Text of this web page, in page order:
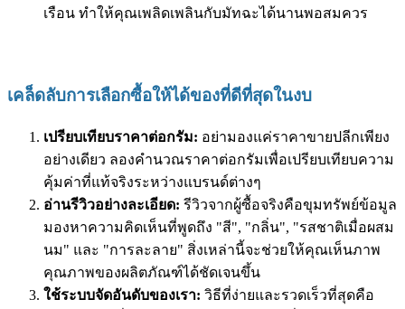
เรือน ทำให้คุณเพลิดเพลินกับมัทฉะได้นานพอสมควร
เคล็ดลับการเลือกซื้อให้ได้ของที่ดีที่สุดในงบ
เปรียบเทียบราคาต่อกรัม: อย่ามองแค่ราคาขายปลีกเพียง
อย่างเดียว ลองคำนวณราคาต่อกรัมเพื่อเปรียบเทียบความ
คุ้มค่าที่แท้จริงระหว่างแบรนด์ต่างๆ
อ่านรีวิวอย่างละเอียด: รีวิวจากผู้ซื้อจริงคือขุมทรัพย์ข้อมูล
มองหาความคิดเห็นที่พูดถึง "สี", "กลิ่น", "รสชาติเมื่อผสม
นม" และ "การละลาย" สิ่งเหล่านี้จะช่วยให้คุณเห็นภาพ
คุณภาพของผลิตภัณฑ์ได้ชัดเจนขึ้น
ใช้ระบบจัดอันดับของเรา: วิธีที่ง่ายและรวดเร็วที่สุดคือ